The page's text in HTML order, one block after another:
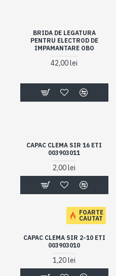
BRIDA DE LEGATURA
PENTRU ELECTROD DE
IMPAMANTARE OBO
42,00 lei
CAPAC CLEMA SIR 16 ETI
003903011
2,00 lei
FOARTE
CAUTAT
CAPAC CLEMA SIR 2-10 ETI
003903010
1,20 lei